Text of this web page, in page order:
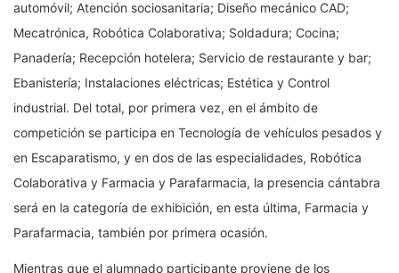
automóvil; Atención sociosanitaria; Diseño mecánico CAD;
Mecatrónica, Robótica Colaborativa; Soldadura; Cocina;
Panadería; Recepción hotelera; Servicio de restaurante y bar;
Ebanistería; Instalaciones eléctricas; Estética y Control
industrial. Del total, por primera vez, en el ámbito de
competición se participa en Tecnología de vehículos pesados y
en Escaparatismo, y en dos de las especialidades, Robótica
Colaborativa y Farmacia y Parafarmacia, la presencia cántabra
será en la categoría de exhibición, en esta última, Farmacia y
Parafarmacia, también por primera ocasión.
Mientras que el alumnado participante proviene de los